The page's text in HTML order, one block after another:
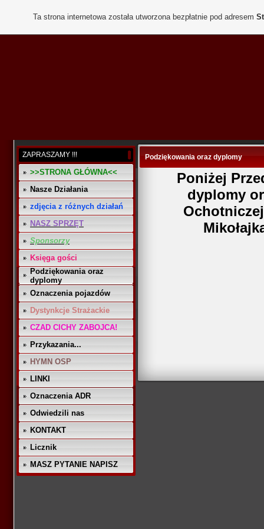
ZAPRASZAMY !!!
>>STRONA GŁÓWNA<<
Nasze Działania
zdjęcia z różnych działań
NASZ SPRZĘT
Sponsorzy
Księga gości
Podziękowania oraz
dyplomy
Oznaczenia pojazdów
Dystynkcje Strażackie
CZAD CICHY ZABOJCA!
Przykazania...
HYMN OSP
LINKI
Oznaczenia ADR
Odwiedzili nas
KONTAKT
Licznik
MASZ PYTANIE NAPISZ
Podziękowania oraz dyplomy
Poniżej
dyplomy
Ta strona internetowa została utworzona bezpłatnie pod adresem